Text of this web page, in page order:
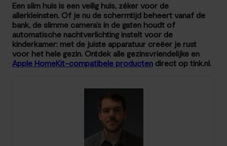
Een slim huis is een veilig huis, zéker voor de
allerkleinsten. Of je nu de schermtijd beheert vanaf de
bank, de slimme camera’s in de gaten houdt of
automatische nachtverlichting instelt voor de
kinderkamer: met de juiste apparatuur creëer je rust
voor het hele gezin. Ontdek alle gezinsvriendelijke en
Apple HomeKit-compatibele producten direct op tink.nl.